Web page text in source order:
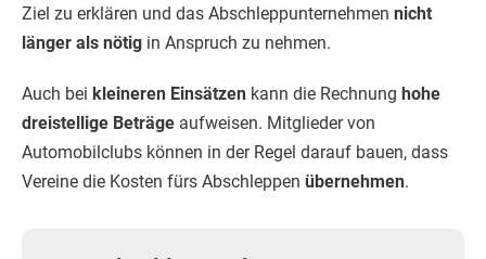
Ziel zu erklären und das Abschleppunternehmen nicht
länger als nötig in Anspruch zu nehmen.
Auch bei kleineren Einsätzen kann die Rechnung hohe
dreistellige Beträge aufweisen. Mitglieder von
Automobilclubs können in der Regel darauf bauen, dass
Vereine die Kosten fürs Abschleppen übernehmen.